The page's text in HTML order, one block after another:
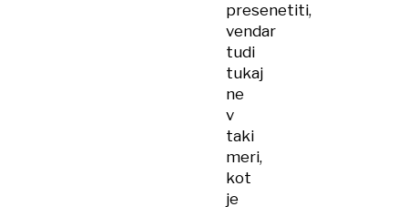
presenetiti,
vendar
tudi
tukaj
ne
v
taki
meri,
kot
je